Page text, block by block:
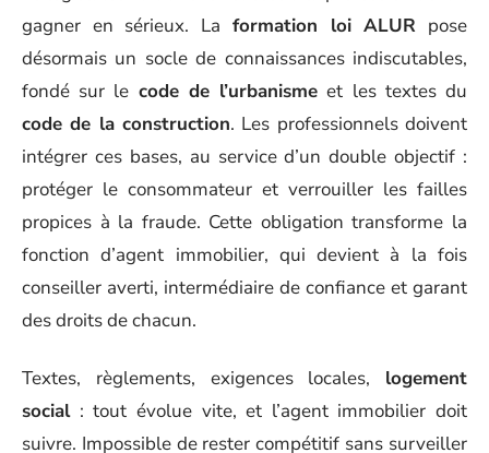
gagner en sérieux. La formation loi ALUR pose
désormais un socle de connaissances indiscutables,
fondé sur le code de l’urbanisme et les textes du
code de la construction. Les professionnels doivent
intégrer ces bases, au service d’un double objectif :
protéger le consommateur et verrouiller les failles
propices à la fraude. Cette obligation transforme la
fonction d’agent immobilier, qui devient à la fois
conseiller averti, intermédiaire de confiance et garant
des droits de chacun.
Textes, règlements, exigences locales, logement
social: tout évolue vite, et l’agent immobilier doit
suivre. Impossible de rester compétitif sans surveiller